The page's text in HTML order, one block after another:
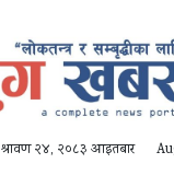
श्रावण २४, २०८३ आइतबार